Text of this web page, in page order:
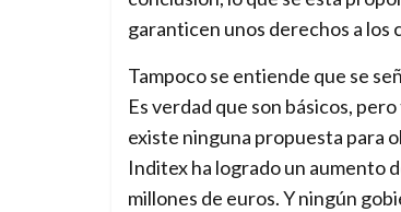
garanticen unos derechos a los
Tampoco se entiende que se
Es verdad que son básicos,
existe ninguna propuesta para
Inditex ha logrado un aumento
millones de euros. Y ningún